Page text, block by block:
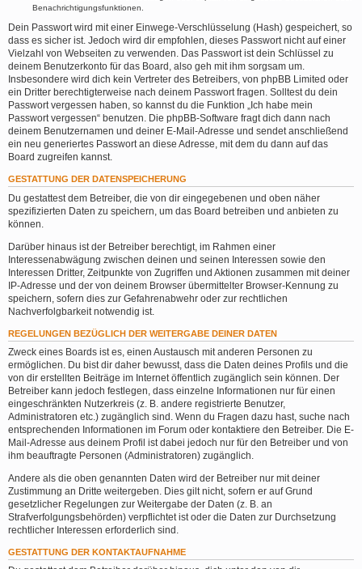
Benachrichtigungsfunktionen.
Dein Passwort wird mit einer Einwege-Verschlüsselung (Hash) gespeichert, so
dass es sicher ist. Jedoch wird dir empfohlen, dieses Passwort nicht auf einer
Vielzahl von Webseiten zu verwenden. Das Passwort ist dein Schlüssel zu
deinem Benutzerkonto für das Board, also geh mit ihm sorgsam um.
Insbesondere wird dich kein Vertreter des Betreibers, von phpBB Limited oder
ein Dritter berechtigterweise nach deinem Passwort fragen. Solltest du dein
Passwort vergessen haben, so kannst du die Funktion „Ich habe mein
Passwort vergessen“ benutzen. Die phpBB-Software fragt dich dann nach
deinem Benutzernamen und deiner E-Mail-Adresse und sendet anschließend
ein neu generiertes Passwort an diese Adresse, mit dem du dann auf das
Board zugreifen kannst.
GESTATTUNG DER DATENSPEICHERUNG
Du gestattest dem Betreiber, die von dir eingegebenen und oben näher
spezifizierten Daten zu speichern, um das Board betreiben und anbieten zu
können.
Darüber hinaus ist der Betreiber berechtigt, im Rahmen einer
Interessenabwägung zwischen deinen und seinen Interessen sowie den
Interessen Dritter, Zeitpunkte von Zugriffen und Aktionen zusammen mit deiner
IP-Adresse und der von deinem Browser übermittelter Browser-Kennung zu
speichern, sofern dies zur Gefahrenabwehr oder zur rechtlichen
Nachverfolgbarkeit notwendig ist.
REGELUNGEN BEZÜGLICH DER WEITERGABE DEINER DATEN
Zweck eines Boards ist es, einen Austausch mit anderen Personen zu
ermöglichen. Du bist dir daher bewusst, dass die Daten deines Profils und die
von dir erstellten Beiträge im Internet öffentlich zugänglich sein können. Der
Betreiber kann jedoch festlegen, dass einzelne Informationen nur für einen
eingeschränkten Nutzerkreis (z. B. andere registrierte Benutzer,
Administratoren etc.) zugänglich sind. Wenn du Fragen dazu hast, suche nach
entsprechenden Informationen im Forum oder kontaktiere den Betreiber. Die E-
Mail-Adresse aus deinem Profil ist dabei jedoch nur für den Betreiber und von
ihm beauftragte Personen (Administratoren) zugänglich.
Andere als die oben genannten Daten wird der Betreiber nur mit deiner
Zustimmung an Dritte weitergeben. Dies gilt nicht, sofern er auf Grund
gesetzlicher Regelungen zur Weitergabe der Daten (z. B. an
Strafverfolgungsbehörden) verpflichtet ist oder die Daten zur Durchsetzung
rechtlicher Interessen erforderlich sind.
GESTATTUNG DER KONTAKTAUFNAHME